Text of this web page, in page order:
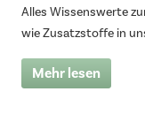
Alles Wissenswerte
wie Zusatzstoffe in
Mehr lesen